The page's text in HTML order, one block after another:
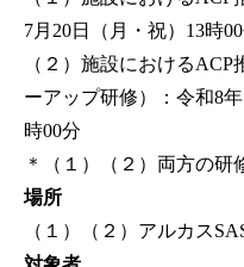
7月20日（月・祝）13時
（２）施設における
ーアップ研修）：令和8
時00分
＊（１）（２）両方の研
場所
（１）（２）アルカス